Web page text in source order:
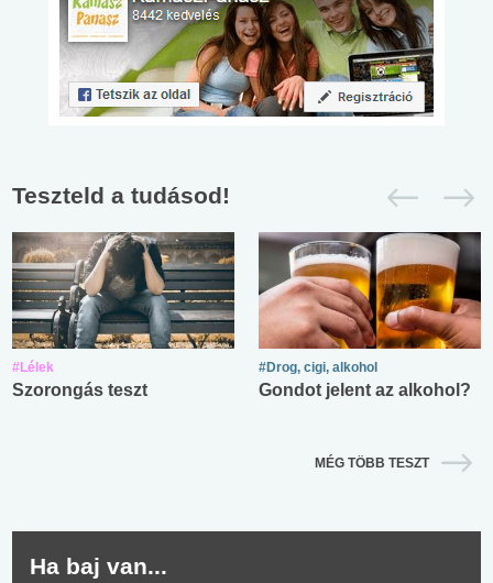
Teszteld a tudásod!
#Lélek
Szorongás teszt
#Drog, cigi, alkohol
Gondot jelent az alkohol?
MÉG TÖBB TESZT
Ha baj van...